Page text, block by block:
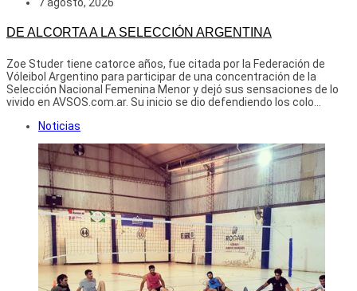
DE ALCORTA A LA SELECCIÓN ARGENTINA
Zoe Studer tiene catorce años, fue citada por la Federación de
Vóleibol Argentino para participar de una concentración de la
Selección Nacional Femenina Menor y dejó sus sensaciones de lo
vivido en AVSOS.com.ar. Su inicio se dio defendiendo los colo...
Noticias